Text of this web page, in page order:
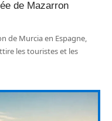
de Mazarron
de Murcia en Espagne,
les touristes et les